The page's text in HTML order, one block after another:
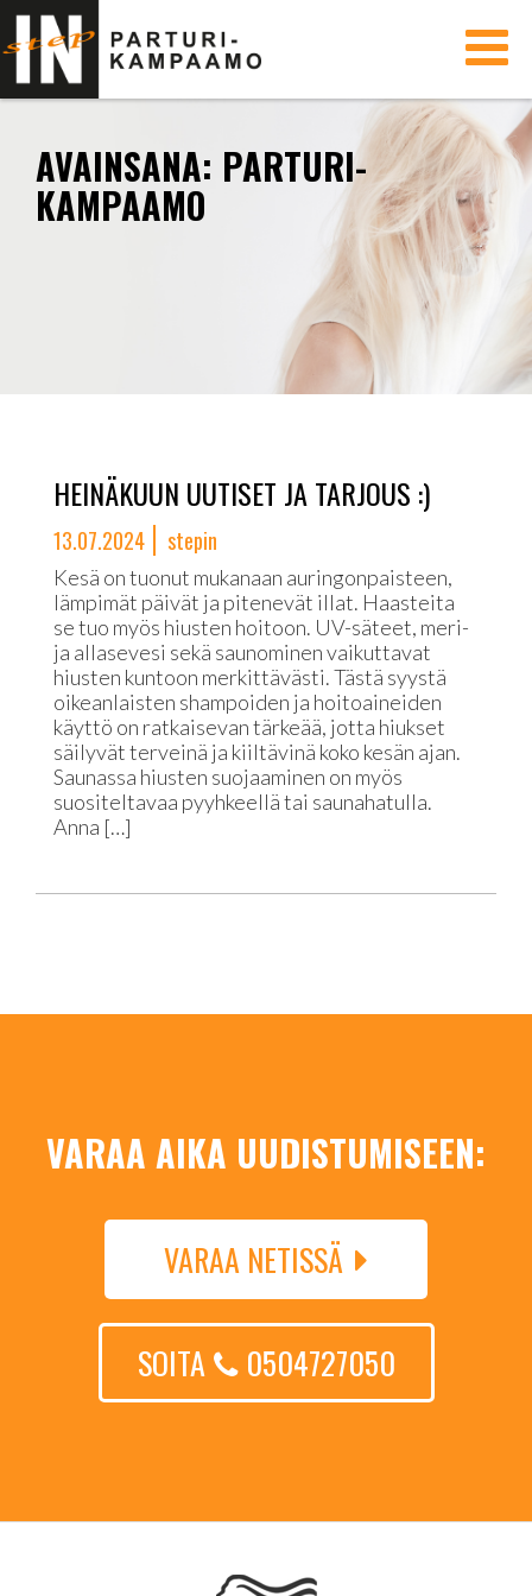
Toggle
AVAINSANA: PARTURI-
KAMPAAMO
HEINÄKUUN UUTISET JA TARJOUS :)
13.07.2024 stepin
Kesä on tuonut mukanaan auringonpaisteen,
lämpimät päivät ja pitenevät illat. Haasteita
se tuo myös hiusten hoitoon. UV-säteet, meri-
ja allasevesi sekä saunominen vaikuttavat
hiusten kuntoon merkittävästi. Tästä syystä
oikeanlaisten shampoiden ja hoitoaineiden
käyttö on ratkaisevan tärkeää, jotta hiukset
säilyvät terveinä ja kiiltävinä koko kesän ajan.
Saunassa hiusten suojaaminen on myös
suositeltavaa pyyhkeellä tai saunahatulla.
Anna […]
VARAA AIKA UUDISTUMISEEN:
VARAA NETISSÄ
SOITA 0504727050